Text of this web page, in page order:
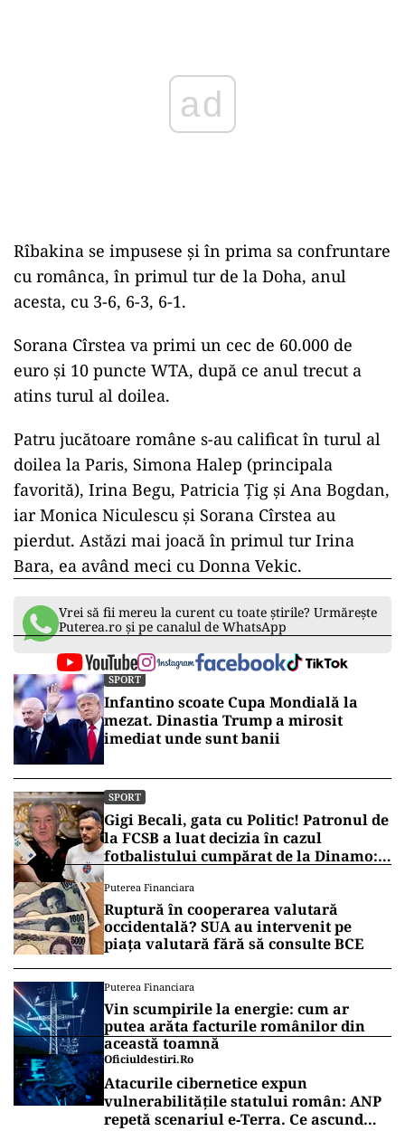
Rîbakina se impusese şi în prima sa confruntare
cu românca, în primul tur de la Doha, anul
acesta, cu 3-6, 6-3, 6-1.
Sorana Cîrstea va primi un cec de 60.000 de
euro şi 10 puncte WTA, după ce anul trecut a
atins turul al doilea.
Patru jucătoare române s-au calificat în turul al
doilea la Paris, Simona Halep (principala
favorită), Irina Begu, Patricia Ţig şi Ana Bogdan,
iar Monica Niculescu şi Sorana Cîrstea au
pierdut. Astăzi mai joacă în primul tur Irina
Bara, ea având meci cu Donna Vekic.
Vrei să fii mereu la curent cu toate știrile? Urmărește
Puterea.ro și pe canalul de WhatsApp
SPORT
Infantino scoate Cupa Mondială la
mezat. Dinastia Trump a mirosit
imediat unde sunt banii
SPORT
Gigi Becali, gata cu Politic! Patronul de
la FCSB a luat decizia în cazul
fotbalistului cumpărat de la Dinamo:
Puterea Financiara
Ruptură în cooperarea valutară
occidentală? SUA au intervenit pe
piața valutară fără să consulte BCE
Puterea Financiara
Vin scumpirile la energie: cum ar
putea arăta facturile românilor din
această toamnă
Oficiuldestiri.ro
Atacurile cibernetice expun
vulnerabilitățile statului român: ANP
repetă scenariul e‑Terra. Ce ascund